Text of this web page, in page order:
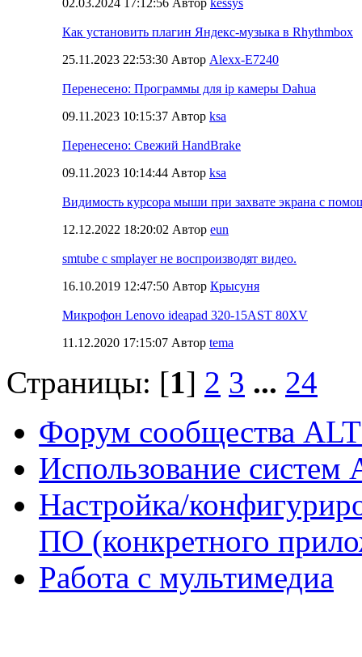
Как установить плагин Яндекс-музыка в Rhythmbox
25.11.2023 22:53:30 Автор Alexx-E7240
Перенесено: Программы для ip камеры Dahua
09.11.2023 10:15:37 Автор ksa
Перенесено: Свежий HandBrake
09.11.2023 10:14:44 Автор ksa
Видимость курсора мыши при захвате экрана с
12.12.2022 18:20:02 Автор eun
smtube с smplayer не воспроизводят видео.
16.10.2019 12:47:50 Автор Крысуня
Микрофон Lenovo ideapad 320-15AST 80XV
11.12.2020 17:15:07 Автор tema
Страницы: [1] 2 3 ... 24
Форум сообщества
Использование систем
Настройка/
ПО (конкретного
Работа с мультимедиа